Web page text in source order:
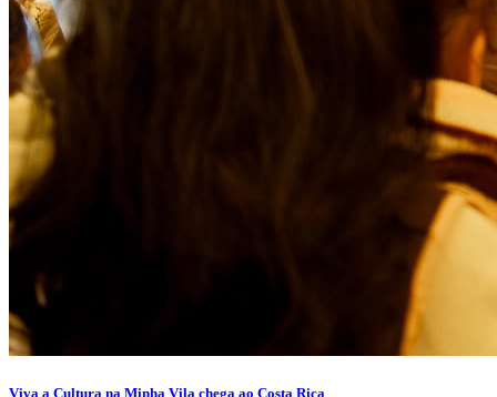
Viva a Cultura na Minha Vila chega ao Costa Rica